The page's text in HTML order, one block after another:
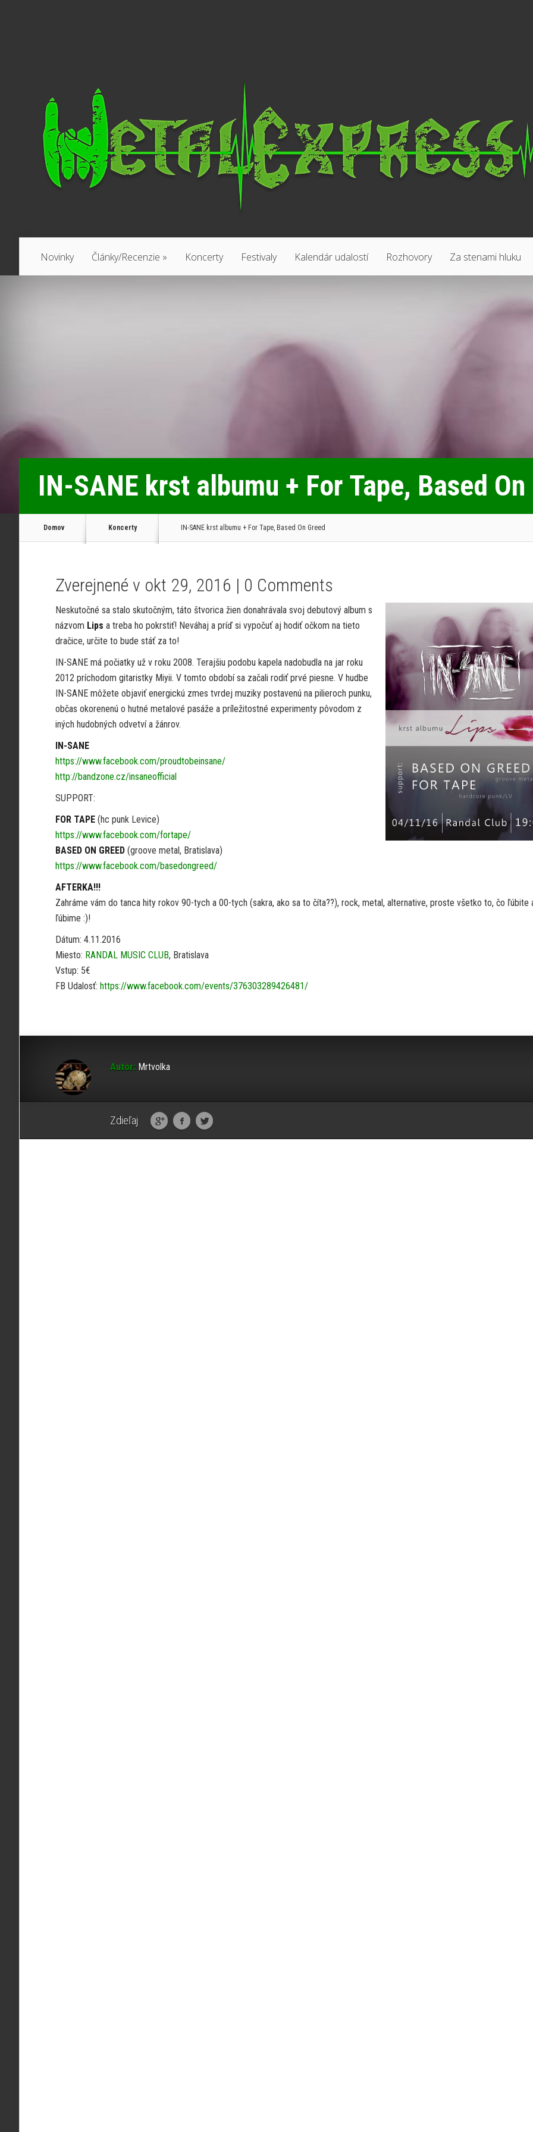
Novinky Články/Recenzie » Koncerty Festivaly Kalendár udalostí Rozhovory Za stenami hluku
IN-SANE krst albumu + For Tape, Based On
Domov Koncerty IN-SANE krst albumu + For Tape, Based On Greed
Zverejnené v okt 29, 2016 | 0 Comments
Neskutočné sa stalo skutočným, táto štvorica žien donahrávala svoj debutový album s
názvom Lips a treba ho pokrstiť! Neváhaj a príď si vypočuť aj hodiť očkom na tieto
dračice, určite to bude stáť za to!
IN-SANE má počiatky už v roku 2008. Terajšiu podobu kapela nadobudla na jar roku
2012 príchodom gitaristky Miyii. V tomto období sa začali rodiť prvé piesne. V hudbe
IN-SANE môžete objaviť energickú zmes tvrdej muziky postavenú na pilieroch punku,
občas okorenenú o hutné metalové pasáže a príležitostné experimenty pôvodom z
iných hudobných odvetví a žánrov.
IN-SANE
https://www.facebook.com/proudtobeinsane/
http://bandzone.cz/insaneofficial
SUPPORT:
FOR TAPE (hc punk Levice)
https://www.facebook.com/fortape/
BASED ON GREED (groove metal, Bratislava)
https://www.facebook.com/basedongreed/
AFTERKA!!!
Zahráme vám do tanca hity rokov 90-tych a 00-tych (sakra, ako sa to číta??), rock, metal, alternative, proste všetko to, čo ľúbite
ľúbime :)!
Dátum: 4.11.2016
Miesto: RANDAL MUSIC CLUB, Bratislava
Vstup: 5€
FB Udalosť: https://www.facebook.com/events/376303289426481/
Autor: Mrtvolka
Zdieľaj